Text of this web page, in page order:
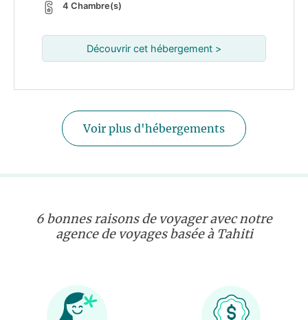
4 Chambre(s)
Découvrir cet hébergement >
Voir plus d'hébergements
6 bonnes raisons de voyager avec notre
agence de voyages basée à Tahiti